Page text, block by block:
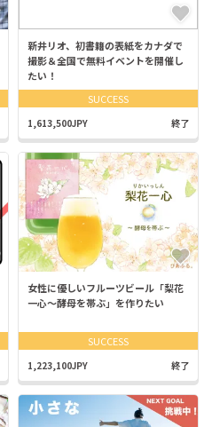
新井リオ、初書籍の表紙をカナダで
撮影＆全国で無料イベントを開催し
たい！
SUCCESS
1,613,500JPY 終了
女性に優しいフルーツビール「梨花
一心〜酵母を帯ぶ」を作りたい
SUCCESS
1,223,100JPY 終了